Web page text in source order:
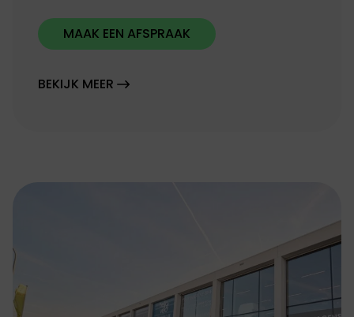
BEKIJK MEER
MAAK EEN AFSPRAAK